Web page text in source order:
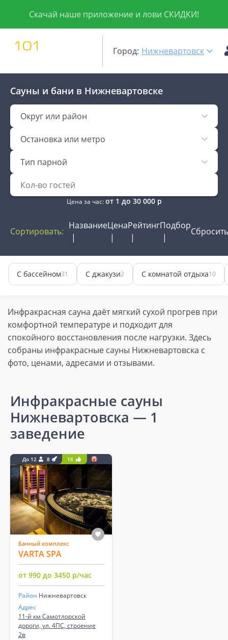
Скачай наше приложение и лови СКИДКИ!
Город: Нижневартовск
Сауны и бани в Нижневартовске
Округ или район
Остановка или метро
Тип парной
Цена за час:от 1 до 30 000р
Сортировать:
НазваниеЦенаРейтингПодбор
Сбросить
С бассейном31 С джакузи2 С комнатой отдыха10
Инфракрасная сауна даёт мягкий сухой прогрев при
комфортной температуре и подходит для
спокойного восстановления после нагрузки. Здесь
собраны инфракрасные сауны Нижневартовска с
фото, ценами, адресами и отзывами.
Инфракрасные сауны
Нижневартовска — 1
заведение
До 12 8 18
Банный комплекс
VARTA SPA
от 990 до 3450 р/час
Район Нижневартовск
Адрес
11-й км Самотлорской
дороги, ул. 4ПС, строение
2в